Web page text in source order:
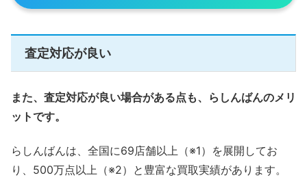
査定対応が良い
また、査定対応が良い場合がある点も、らしんばんのメリ
ットです。
らしんばんは、全国に69店舗以上（※1）を展開してお
り、500万点以上（※2）と豊富な買取実績があります。